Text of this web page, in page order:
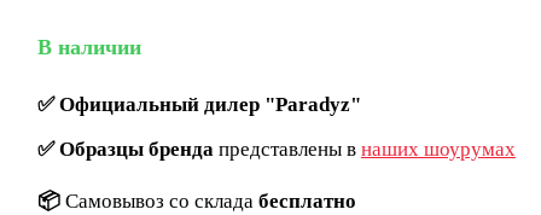
В наличии
✅Официальный дилер "Paradyz"
✅Образцы брендапредставлены в наших шоурумах
📦 Самовывоз со склада бесплатно